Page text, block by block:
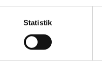
på din dator är endast
Under tiden du är inne
Statistik